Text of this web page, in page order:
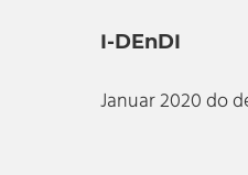
I-DEnDI
Januar 2020 do